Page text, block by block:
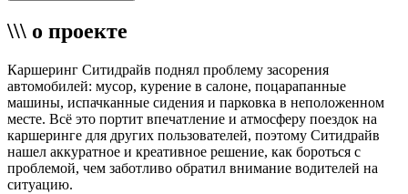
\\\ о проекте
Каршеринг Ситидрайв поднял проблему засорения
автомобилей: мусор, курение в салоне, поцарапанные
машины, испачканные сидения и парковка в неположенном
месте. Всё это портит впечатление и атмосферу поездок на
каршеринге для других пользователей, поэтому Ситидрайв
нашел аккуратное и креативное решение, как бороться с
проблемой, чем заботливо обратил внимание водителей на
ситуацию.